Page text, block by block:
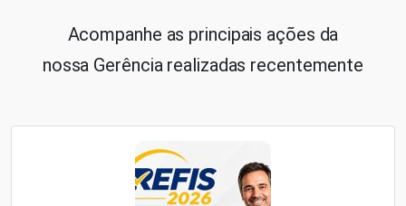
Acompanhe as principais ações da
nossa Gerência realizadas recentemente